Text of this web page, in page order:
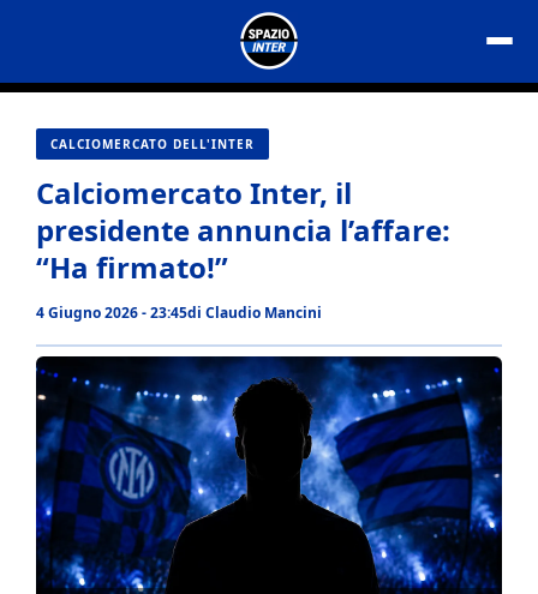
contenuto
CALCIOMERCATO DELL'INTER
Calciomercato Inter, il
presidente annuncia l’affare:
“Ha firmato!”
4 Giugno 2026 - 23:45di Claudio Mancini